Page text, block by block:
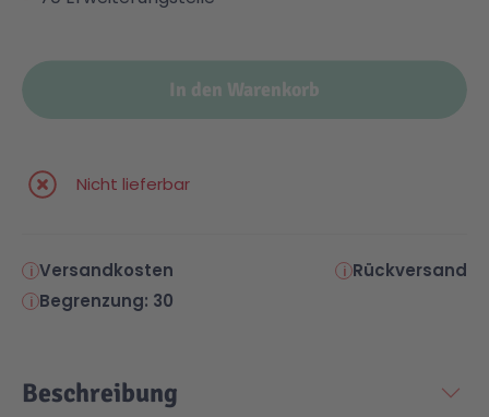
Minecraft™
Minifiguren
NINJAGO®
Star Wars™
NOVELMORE
Sports Action
VW
Aktion
In den Warenkorb
Nicht lieferbar
Versandkosten
Rückversand
Begrenzung: 30
Beschreibung